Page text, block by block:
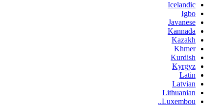
Icelandic
Igbo
Javanese
Kannada
Kazakh
Khmer
Kurdish
Kyrgyz
Latin
Latvian
Lithuanian
Luxembou..